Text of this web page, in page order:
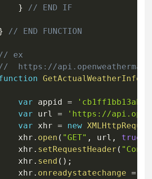
} // END IF
// END FUNCTION
ex
https://
GetActualWeatherInfo
var appid =
var url =
'https://
var xhr = new
			xhr
. open ( "GET" , url , true
			xhr
. setRequestHeader (
			xhr
. send ( ) ;
			xhr
. onreadystatechange =